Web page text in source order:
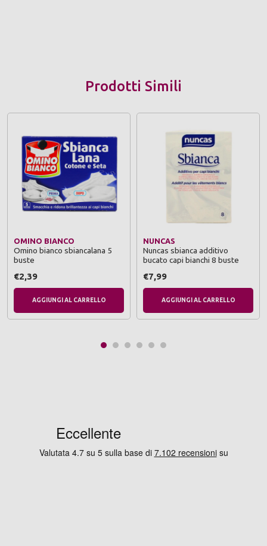
Prodotti Simili
OMINO BIANCO
Omino bianco sbiancalana 5
buste
€2,39
AGGIUNGI AL CARRELLO
NUNCAS
Nuncas sbianca additivo
bucato capi bianchi 8 buste
€7,99
AGGIUNGI AL CARRELLO